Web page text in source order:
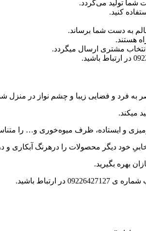
شما تولید می‌گردد.
کنید.
به دست شما برساند.
هستند.
مشتری ارسال میگردد.
به فرد و فضایی زیبا و چشم نواز در منزل
میکند.
رومیزی و ایستاده، ظرف میوه‌خوری و… را
خود دیگر محصولات را درهرنگ آبکاری و در
بهره بگیرید.
باشید.